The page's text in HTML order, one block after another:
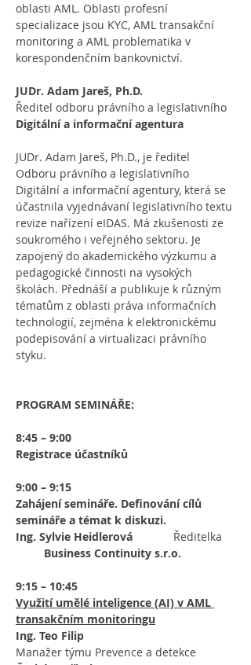
oblasti AML. Oblasti profesní
specializace jsou KYC, AML transakční
monitoring a AML problematika v
korespondenčním bankovnictví.
JUDr. Adam Jareš, Ph.D.
Ředitel odboru právního a legislativního
Digitální a informační agentura
JUDr. Adam Jareš, Ph.D., je ředitel
Odboru právního a legislativního
Digitální a informační agentury, která se
účastnila vyjednávaní legislativního textu
revize nařízení eIDAS. Má zkušenosti ze
soukromého i veřejného sektoru. Je
zapojený do akademického výzkumu a
pedagogické činnosti na vysokých
školách. Přednáší a publikuje k různým
tématům z oblasti práva informačních
technologií, zejména k elektronickému
podepisování a virtualizaci právního
styku.
PROGRAM SEMINÁŘE:
8:45 – 9:00
Registrace účastníků
9:00 – 9:15
Zahájení semináře. Definování cílů
semináře a témat k diskuzi.
Ing. Sylvie Heidlerová
Ředitelka
Business Continuity s.r.o.
9:15 – 10:45
Využití umělé inteligence (AI) v AML
transakčním monitoringu
Ing. Teo Filip
Manažer týmu Prevence a detekce